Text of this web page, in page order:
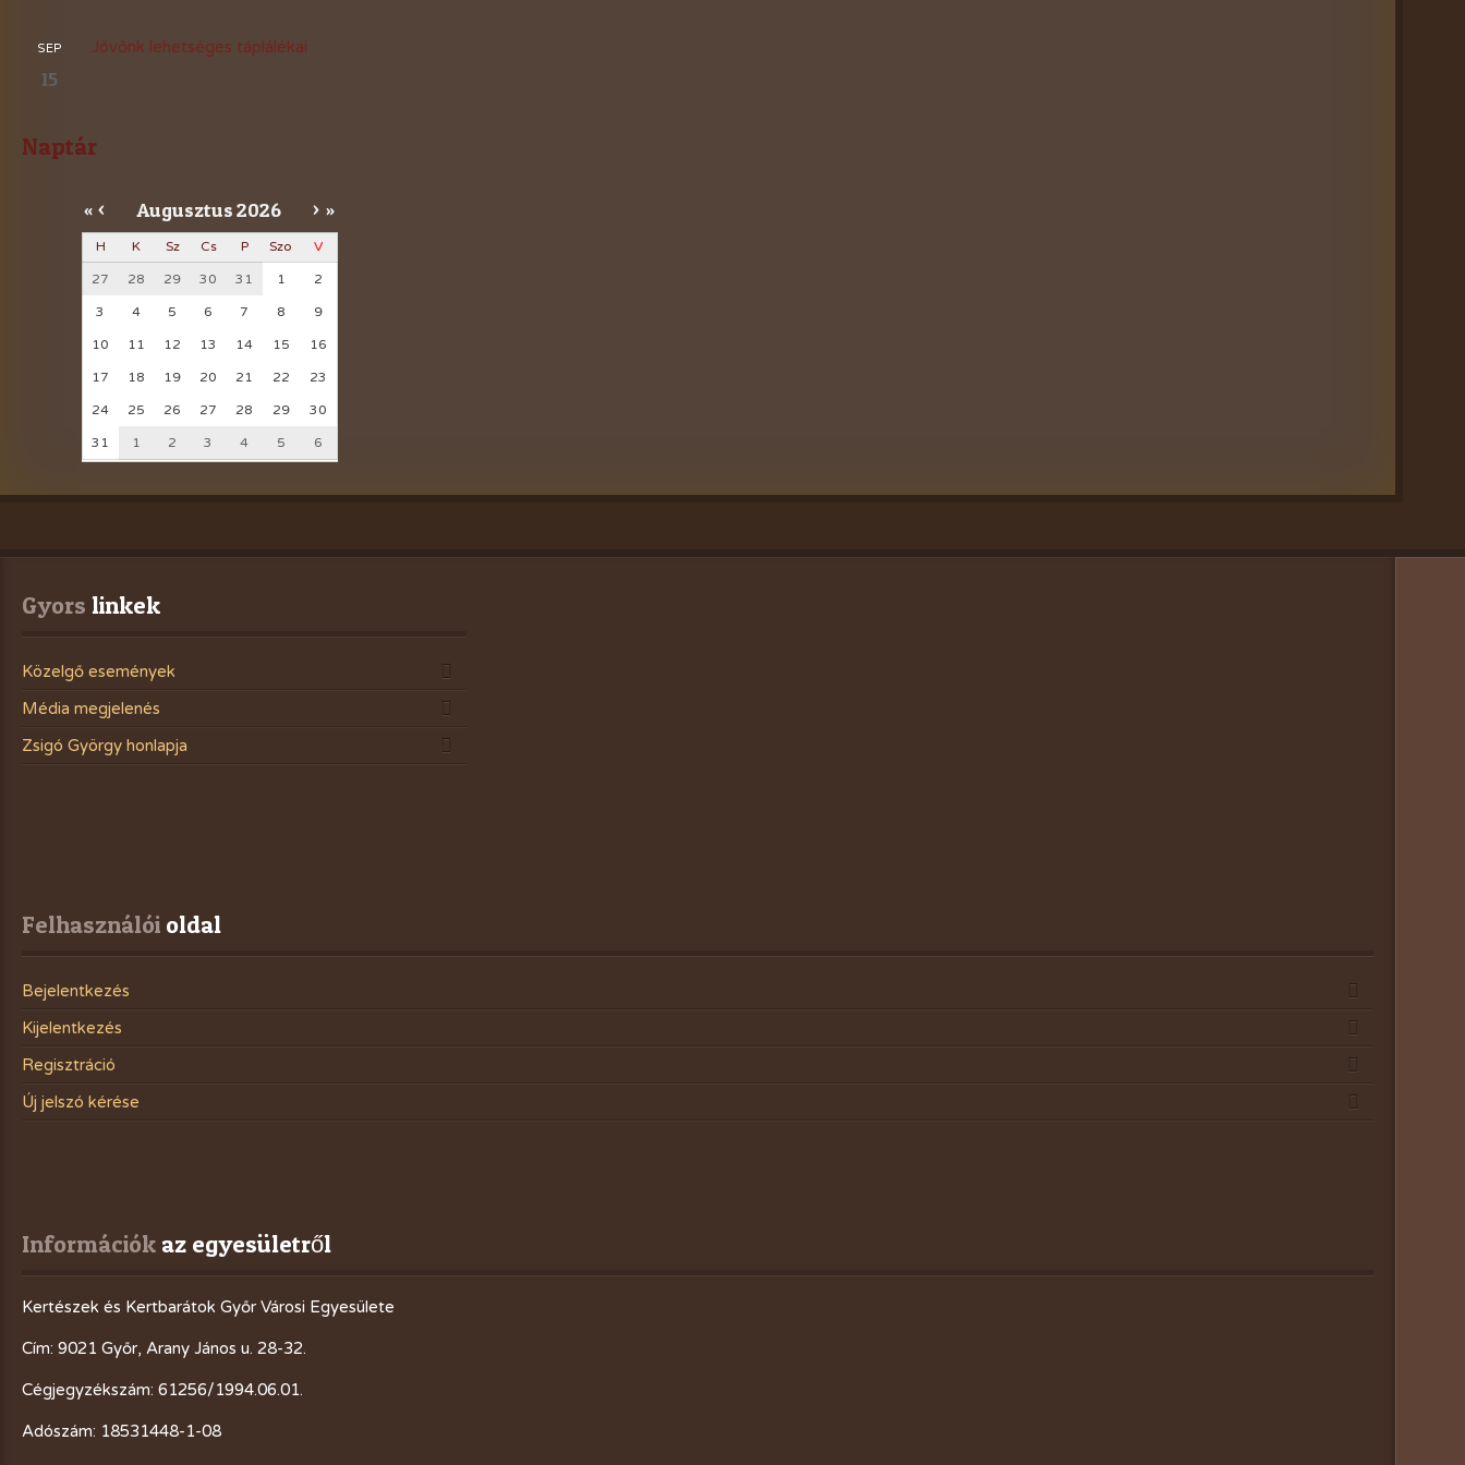
SEP
15
Jövőnk lehetséges táplálékai
Naptár
« < Augusztus2026 > »
H K Sz Cs P Szo V
27 28 29 30 31 1 2
3 4 5 6 7 8 9
10 11 12 13 14 15 16
17 18 19 20 21 22 23
24 25 26 27 28 29 30
31 1 2 3 4 5 6
Gyors linkek
Közelgő események
Média megjelenés
Zsigó György honlapja
Felhasználói oldal
Bejelentkezés
Kijelentkezés
Regisztráció
Új jelszó kérése
Információk az egyesületről
Kertészek és Kertbarátok Győr Városi Egyesülete
Cím: 9021 Győr, Arany János u. 28-32.
Cégjegyzékszám: 61256/1994.06.01.
Adószám: 18531448-1-08